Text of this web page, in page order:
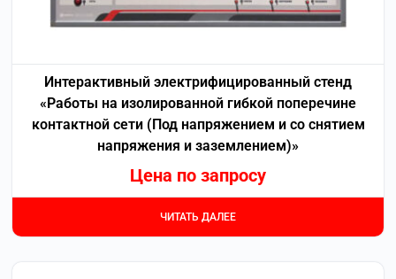
Интерактивный электрифицированный стенд
«Работы на изолированной гибкой поперечине
контактной сети (Под напряжением и со снятием
напряжения и заземлением)»
Цена по запросу
ЧИТАТЬ ДАЛЕЕ